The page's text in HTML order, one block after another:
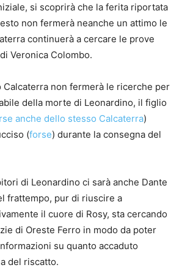
si scoprirà che la ferita riportata
non fermerà neanche un attimo le
continuerà a cercare le prove
Veronica Colombo.
Calcaterra non fermerà le ricerche per
della morte di Leonardino, il figlio
anche dello stesso Calcaterra)
(forse) durante la consegna del
di Leonardino ci sarà anche Dante
frattempo, pur di riuscire a
il cuore di Rosy, sta cercando
di Oreste Ferro in modo da poter
su quanto accaduto
del riscatto.